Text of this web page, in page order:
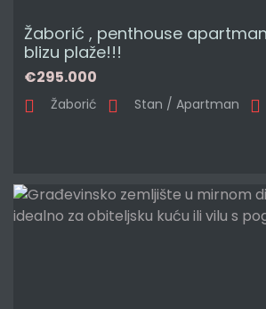
Žaborić , penthouse
blizu plaže!!!
€295.000
Žaborić Stan / Apartman